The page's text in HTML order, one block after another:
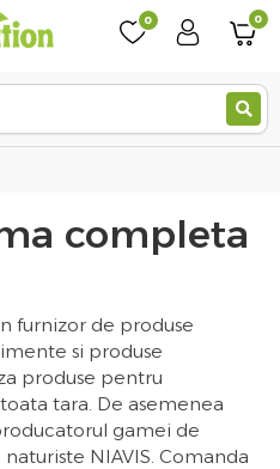
0 0
completa
furnizor de produse
si produse
produse pentru
tara. De asemenea
gamei de
NIAVIS. Comanda